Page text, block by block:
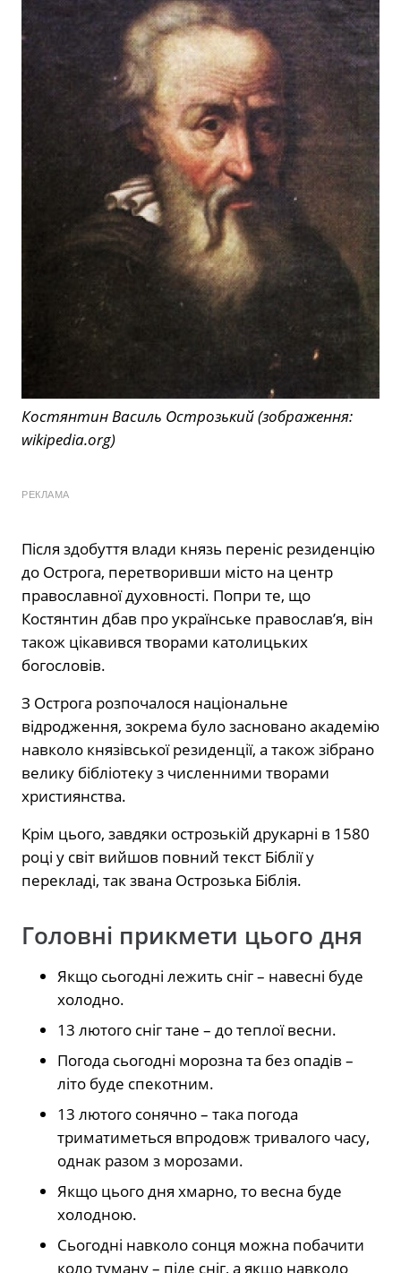
Костянтин Василь Острозький (зображення:
wikipedia.org)
РЕКЛАМА
Після здобуття влади князь переніс резиденцію
до Острога, перетворивши місто на центр
православної духовності. Попри те, що
Костянтин дбав про українське православ’я, він
також цікавився творами католицьких
богословів.
З Острога розпочалося національне
відродження, зокрема було засновано академію
навколо князівської резиденції, а також зібрано
велику бібліотеку з численними творами
християнства.
Крім цього, завдяки острозькій друкарні в 1580
році у світ вийшов повний текст Біблії у
перекладі, так звана Острозька Біблія.
Головні прикмети цього дня
Якщо сьогодні лежить сніг – навесні буде
холодно.
13 лютого сніг тане – до теплої весни.
Погода сьогодні морозна та без опадів –
літо буде спекотним.
13 лютого сонячно – така погода
триматиметься впродовж тривалого часу,
однак разом з морозами.
Якщо цього дня хмарно, то весна буде
холодною.
Сьогодні навколо сонця можна побачити
коло туману – піде сніг, а якщо навколо